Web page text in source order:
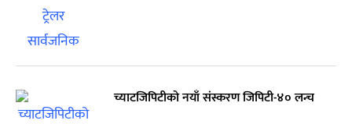
च्याटजिपिटीको नयाँ संस्करण जिपिटी-४० लन्च